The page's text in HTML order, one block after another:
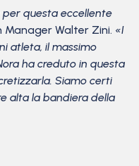
questa eccellente
Walter Zini. «I
atleta, il massimo
ha creduto in questa
Siamo certi
alta la bandiera della